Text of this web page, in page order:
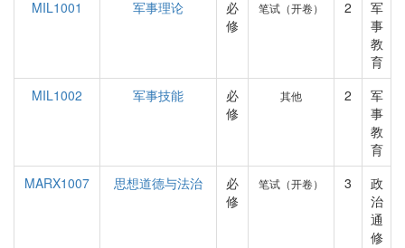
MIL1001 军事理论
必
修
笔试（开卷） 2
军
事
教
育
MIL1002
军事技能
必
修
其他 2
军
事
教
育
MARX1007
思想道德与法治
必
修
笔试（开卷） 3
政
治
通
修